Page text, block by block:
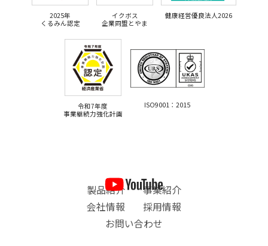
2025年
くるみん認定
イクボス
企業同盟とやま
健康経営優良法人2026
令和7年度
事業継続力強化計画
ISO9001：2015
製品紹介
事業紹介
会社情報
採用情報
お問い合わせ